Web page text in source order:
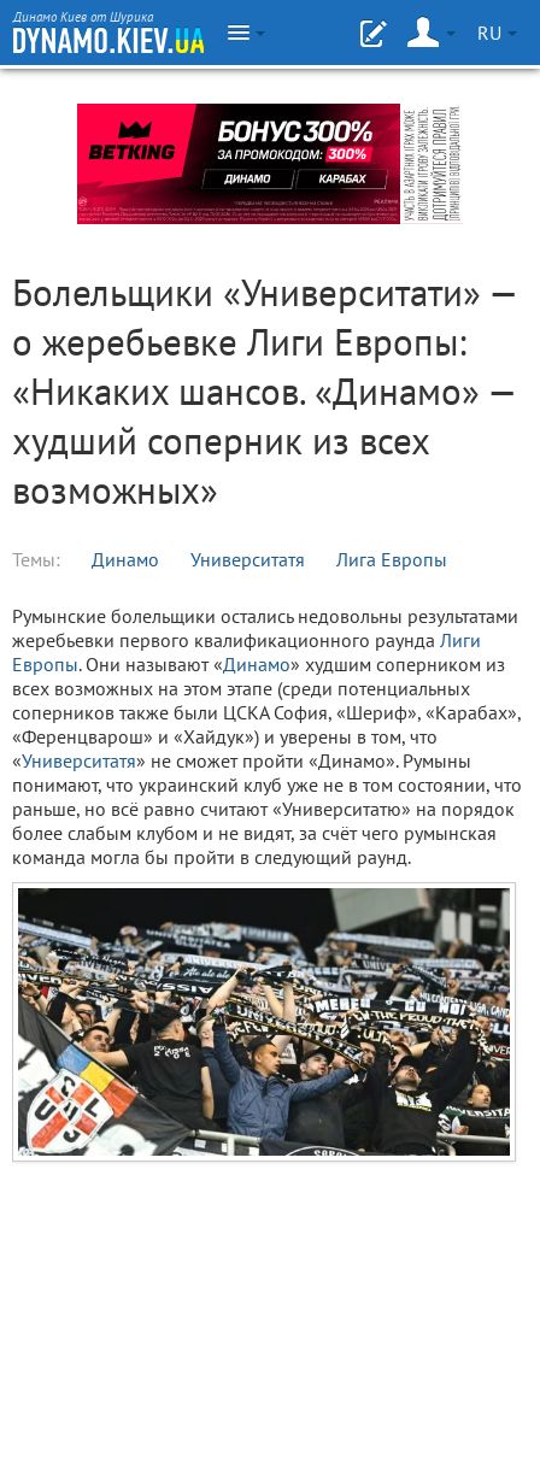
Динамо Киев от Шурика
RU
Болельщики «Университати» —
о жеребьевке Лиги Европы:
«Никаких шансов. «Динамо» —
худший соперник из всех
возможных»
Темы: Динамо Университатя Лига Европы
Румынские болельщики остались недовольны результатами
жеребьевки первого квалификационного раунда Лиги
Европы. Они называют «Динамо» худшим соперником из
всех возможных на этом этапе (среди потенциальных
соперников также были ЦСКА София, «Шериф», «Карабах»,
«Ференцварош» и «Хайдук») и уверены в том, что
«Университатя» не сможет пройти «Динамо». Румыны
понимают, что украинский клуб уже не в том состоянии, что
раньше, но всё равно считают «Университатю» на порядок
более слабым клубом и не видят, за счёт чего румынская
команда могла бы пройти в следующий раунд.